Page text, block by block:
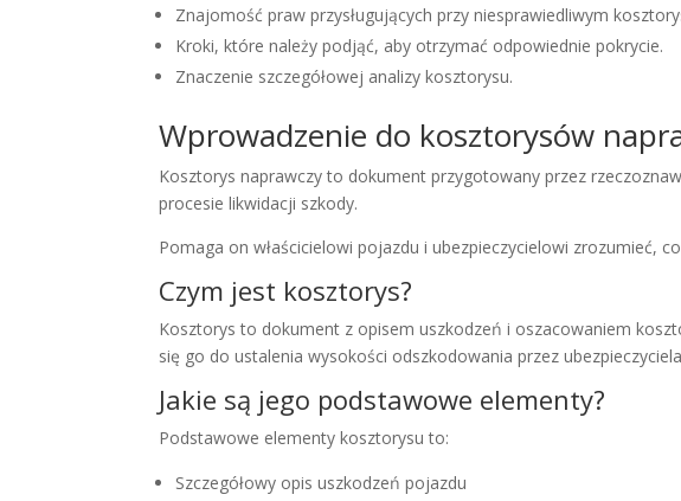
Znajomość praw przysługujących przy niesprawiedliwym
Kroki, które należy podjąć, aby otrzymać odpowiednie pokrycie.
Znaczenie szczegółowej analizy kosztorysu.
Wprowadzenie do kosztorysów
Kosztorys naprawczy to dokument przygotowany przez
procesie likwidacji szkody.
Pomaga on właścicielowi pojazdu i ubezpieczycielowi zrozumieć,
Czym jest kosztorys?
Kosztorys to dokument z opisem uszkodzeń i oszacowaniem
się go do ustalenia wysokości odszkodowania przez
Jakie są jego podstawowe elementy?
Podstawowe elementy kosztorysu to:
Szczegółowy opis uszkodzeń pojazdu